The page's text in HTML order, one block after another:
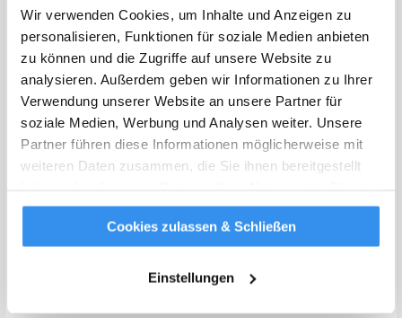
Wir verwenden Cookies, um Inhalte und Anzeigen zu
personalisieren, Funktionen für soziale Medien anbieten
zu können und die Zugriffe auf unsere Website zu
analysieren. Außerdem geben wir Informationen zu Ihrer
Verwendung unserer Website an unsere Partner für
soziale Medien, Werbung und Analysen weiter. Unsere
Partner führen diese Informationen möglicherweise mit
weiteren Daten zusammen, die Sie ihnen bereitgestellt
gesammelt haben.Weitere Infos
Cookies zulassen & Schließen
Einstellungen